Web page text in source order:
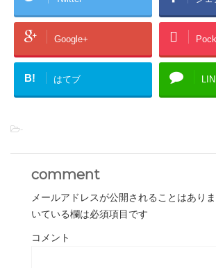
Google+
B! はてブ
-
comment
メールアドレスが公開されることはありま
いている欄は必須項目です
コメント